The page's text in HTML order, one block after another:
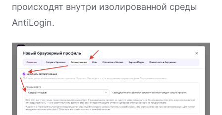
происходят внутри изолированной среды
AntiLogin.